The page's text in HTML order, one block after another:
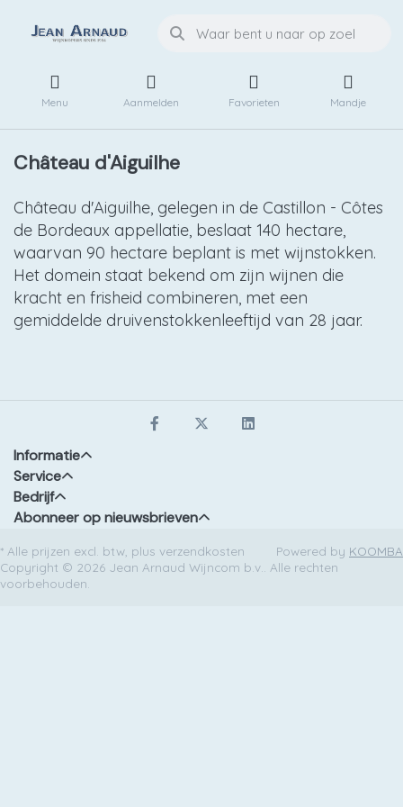
Menu Aanmelden Favorieten Mandje
Château d'Aiguilhe
Château d'Aiguilhe, gelegen in de Castillon - Côtes
de Bordeaux appellatie, beslaat 140 hectare,
waarvan 90 hectare beplant is met wijnstokken.
Het domein staat bekend om zijn wijnen die
kracht en frisheid combineren, met een
gemiddelde druivenstokkenleeftijd van 28 jaar.
Informatie
Service
Bedrijf
Abonneer op nieuwsbrieven
* Alle prijzen excl. btw, plus verzendkosten Powered by KOOMBA
Copyright © 2026 Jean Arnaud Wijncom b.v.. Alle rechten
voorbehouden.